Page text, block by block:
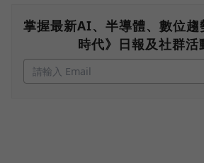
掌握最新AI、半導體、數位趨
時代》日報及社群活